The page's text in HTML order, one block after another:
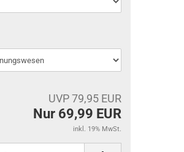
UVP 79,95 EUR
Nur 69,99 EUR
inkl. 19% MwSt.